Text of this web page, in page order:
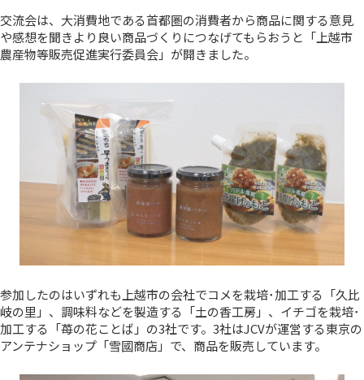
交流会は、大消費地である首都圏の消費者から商品に関する意見
や感想を聞きより良い商品づくりにつなげてもらおうと「上越市
農産物等販売促進実行委員会」が開きました。
参加したのはいずれも上越市の会社でコメを栽培･加工する「久比
岐の里」、調味料などを製造する「土の香工房」、イチゴを栽培･
加工する「苺の花ことば」の3社です。3社はJCVが運営する東京の
アンテナショップ「雪國商店」で、商品を販売しています。